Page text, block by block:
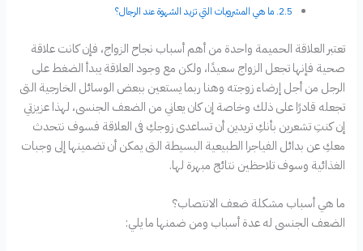
ما هي المشروبات التي تزيد الشهوة عند الرجال؟
تعتبر العلاقة الحميمة واحدة من أهم أسباب نجاح الزواج، فإن كانت علاقة
صحية فإنها تجعل الزواج سعيدًا، ولكن مع وجود العلاقة يبدأ الضغط على
الرجل من أجل إرضاء زوجته وهنا ربما يستعين ببعض الوسائل الخارجية التى
تجعله قادرًا على ذلك وخاصة إن كان يعاني من الضعف الجنسى، لهذا عزيزتي
إن كنتِ تشعرين بأنكِ تريدين أن تساعدى زوجكِ فى العلاقة فسوف نتحدث
معكِ عن بدائل الفياجرا الطبيعية البسيطة التى يمكن أن تضمينها إلى وجبات
الغذائية وسوف تلاحظين نتائج مبهرة لها.
ما هي أسباب مشكلة ضعف الانتصاب؟
الضعف الجنسى له عدة أسباب ومن ضمنها ما يلي: